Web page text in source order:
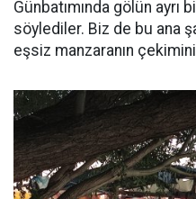
Günbatımında gölün
söylediler. Biz de bu ana
eşsiz manzaranın